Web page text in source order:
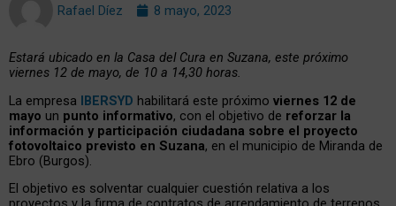
Rafael Díez 8 mayo, 2023
Estará ubicado en la Casa del Cura en Suzana, este próximo
viernes 12 de mayo, de 10 a 14,30 horas.
La empresa IBERSYD habilitará este próximo viernes 12 de
mayo un punto informativo, con el objetivo de reforzar la
información y participación ciudadana sobre el proyecto
fotovoltaico previsto en Suzana, en el municipio de Miranda de
Ebro (Burgos).
El objetivo es solventar cualquier cuestión relativa a los